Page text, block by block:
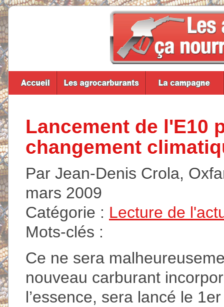
Lancement de l'E10
changement
Par Jean-Denis Crola,
mars 2009
Catégorie : Lecture de
Mots-clés :
Ce ne sera
nouveau carburant
l’essence, sera lancé le